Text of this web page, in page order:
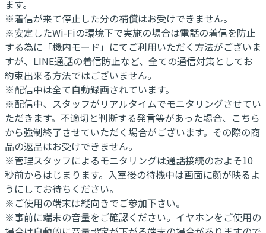
ます。
※着信が来て停止した分の補償はお受けできません。
※安定したWi-Fiの環境下で実施の場合は電話の着信を防止
する為に「機内モード」にてご利用いただく方法がございま
すが、LINE通話の着信防止など、全ての通信対策としてお
約束出来る方法ではございません。
※配信中は全て自動録画されています。
※配信中、スタッフがリアルタイムでモニタリングさせてい
ただきます。不適切と判断する発言等があった場合、こちら
から強制終了させていただく場合がございます。その際の商
品の返品はお受けできません。
※管理スタッフによるモニタリングは通話接続のおよそ10
秒前からはじまります。入室後の待機中は画面に顔が映るよ
うにしてお待ちください。
※ご使用の端末は縦向きでご参加下さい。
※事前に端末の音量をご確認ください。イヤホンをご使用の